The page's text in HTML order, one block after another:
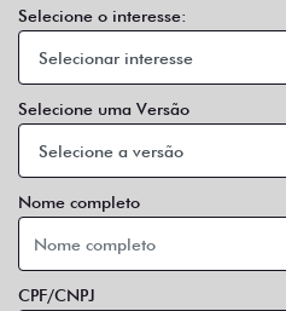
Selecione o interesse:
Selecione uma Versão
Nome completo
CPF/CNPJ